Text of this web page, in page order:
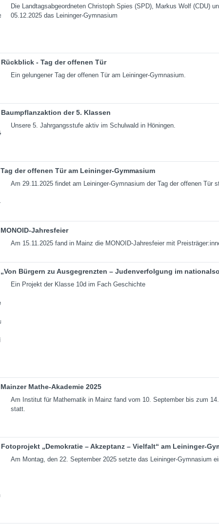
Die Landtagsabgeordneten Christoph Spies (SPD), Markus Wolf (CDU)
05.12.2025 das Leininger-Gymnasium
Rückblick - Tag der offenen Tür
Ein gelungener Tag der offenen Tür am Leininger-Gymnasium.
Baumpflanzaktion der 5. Klassen
Unsere 5. Jahrgangsstufe aktiv im Schulwald in Höningen.
Tag der offenen Tür am Leininger-Gymmasium
Am 29.11.2025 findet am Leininger-Gymnasium der Tag der offenen Tür
MONOID-Jahresfeier
Am 15.11.2025 fand in Mainz die MONOID-Jahresfeier mit
„Von Bürgern zu Ausgegrenzten – Judenverfolgung im
Ein Projekt der Klasse 10d im Fach Geschichte
Mainzer Mathe-Akademie 2025
Am Institut für Mathematik in Mainz fand vom 10. September bis zum
statt.
Fotoprojekt „Demokratie – Akzeptanz – Vielfalt“ am Leininger-
Am Montag, den 22. September 2025 setzte das Leininger-Gymnasium